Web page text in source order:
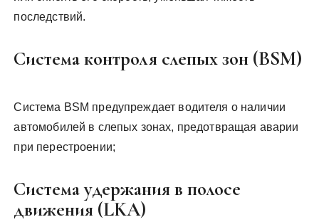
последствий.
Система контроля слепых зон (BSM)
Система BSM предупреждает водителя о наличии
автомобилей в слепых зонах, предотвращая аварии
при перестроении;
Система удержания в полосе
движения (LKA)